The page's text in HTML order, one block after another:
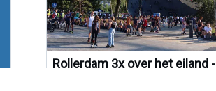
Rollerdam 3x over het eiland -